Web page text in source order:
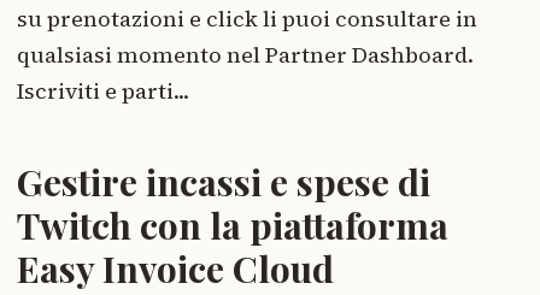
su prenotazioni e click li puoi consultare in
qualsiasi momento nel Partner Dashboard.
Iscriviti e parti...
Gestire incassi e spese di
Twitch con la piattaforma
Easy Invoice Cloud